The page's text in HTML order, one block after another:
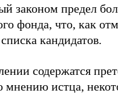
законом предел
фонда, что, как
кандидатов.
содержатся
мнению истца,